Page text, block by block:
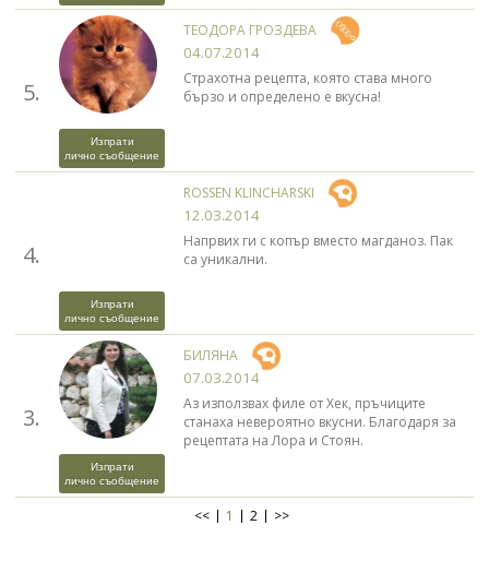
5.
Изпрати
лично съобщение
ТЕОДОРА ГРОЗДЕВА
04.07.2014
Страхотна рецепта, която става много
бързо и определено е вкусна!
4.
Изпрати
лично съобщение
ROSSEN KLINCHARSKI
12.03.2014
Напрвих ги с копър вместо магданоз. Пак
са уникални.
3.
Изпрати
лично съобщение
БИЛЯНА
07.03.2014
Аз използвах филе от Хек, пръчиците
станаха невероятно вкусни. Благодаря за
рецептата на Лора и Стоян.
<< 1 2 >>